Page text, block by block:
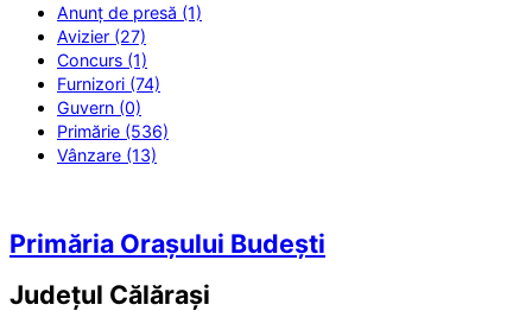
Anunț de presă (1)
Avizier (27)
Concurs (1)
Furnizori (74)
Guvern (0)
Primărie (536)
Vânzare (13)
Primăria Orașului Budești
Județul Călărași